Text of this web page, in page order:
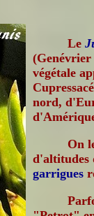
Le
(Genévrier
végétale
nord,
On
d'altitudes
garrigues